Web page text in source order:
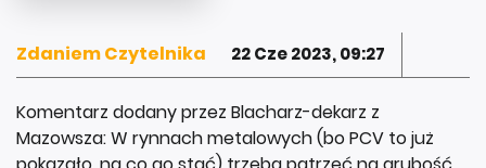
Zdaniem Czytelnika 22 Cze 2023, 09:27
Komentarz dodany przez Blacharz-dekarz z
Mazowsza: W rynnach metalowych (bo PCV to już